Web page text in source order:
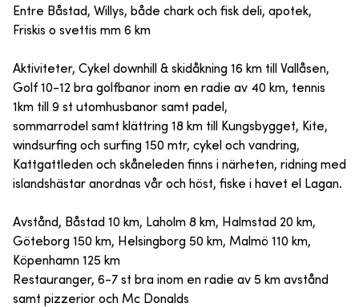
Entre Båstad, Willys, både chark och fisk deli, apotek,
Friskis o svettis mm 6 km
Aktiviteter, Cykel downhill & skidåkning 16 km till Vallåsen,
Golf 10-12 bra golfbanor inom en radie av 40 km, tennis
1km till 9 st utomhusbanor samt padel,
sommarrodel samt klättring 18 km till Kungsbygget, Kite,
windsurfing och surfing 150 mtr, cykel och vandring,
Kattgattleden och skåneleden finns i närheten, ridning med
islandshästar anordnas vår och höst, fiske i havet el Lagan.
Avstånd, Båstad 10 km, Laholm 8 km, Halmstad 20 km,
Göteborg 150 km, Helsingborg 50 km, Malmö 110 km,
Köpenhamn 125 km
Restauranger, 6-7 st bra inom en radie av 5 km avstånd
samt pizzerior och Mc Donalds